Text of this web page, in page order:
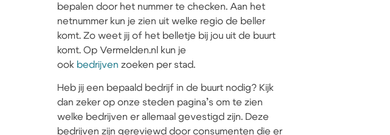
bepalen door het nummer te checken. Aan het
netnummer kun je zien uit welke regio de beller
komt. Zo weet jij of het belletje bij jou uit de buurt
komt. Op Vermelden.nl kun je
ook bedrijven zoeken per stad.
Heb jij een bepaald bedrijf in de buurt nodig? Kijk
dan zeker op onze steden pagina’s om te zien
welke bedrijven er allemaal gevestigd zijn. Deze
bedrijven zijn gereviewd door consumenten die er